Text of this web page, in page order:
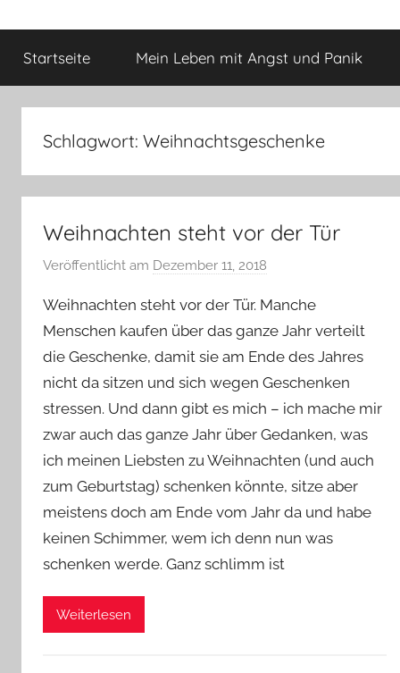
Yvis
Lifestyle
kleine
Lifestyle
Rezensionen,
Produkttests
und
mehr
Startseite Mein Leben mit Angst und Panik
Schlagwort: Weihnachtsgeschenke
Weihnachten steht vor der Tür
Veröffentlicht am Dezember 11, 2018
n
Y
v
o
n
e
Weihnachten steht vor der Tür. Manche
Menschen kaufen über das ganze Jahr verteilt
die Geschenke, damit sie am Ende des Jahres
nicht da sitzen und sich wegen Geschenken
stressen. Und dann gibt es mich – ich mache mir
zwar auch das ganze Jahr über Gedanken, was
ich meinen Liebsten zu Weihnachten (und auch
zum Geburtstag) schenken könnte, sitze aber
meistens doch am Ende vom Jahr da und habe
keinen Schimmer, wem ich denn nun was
schenken werde. Ganz schlimm ist
Weiterlesen